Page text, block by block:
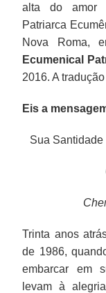
alta do amor
Patriarca
Nova Roma,
Ecumenical
2016. A
Eis a
Sua Santidade
Trinta anos
de 1986,
embarcar em
levam à